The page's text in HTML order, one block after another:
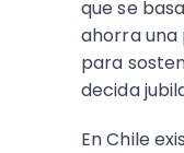
que se
ahorra una
para
decida
En Chile